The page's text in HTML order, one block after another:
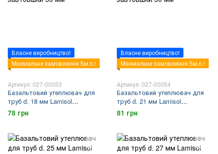
Власне виробництво!
Мінімальне замовлення 5м.п.!
Артикул: 027-00053
Базальтовий утеплювач для
труб d. 18 мм Lamisol
завтовшки 30 мм
78 грн
Власне виробництво!
Мінімальне замовлення 5м.п.!
Артикул: 027-00054
Базальтовий утеплювач для
труб d. 21 мм Lamisol
завтовшки 30 мм
81 грн